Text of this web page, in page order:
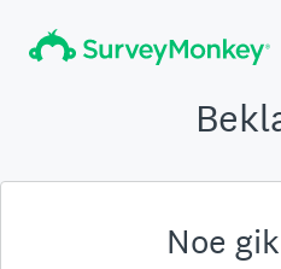
Noe